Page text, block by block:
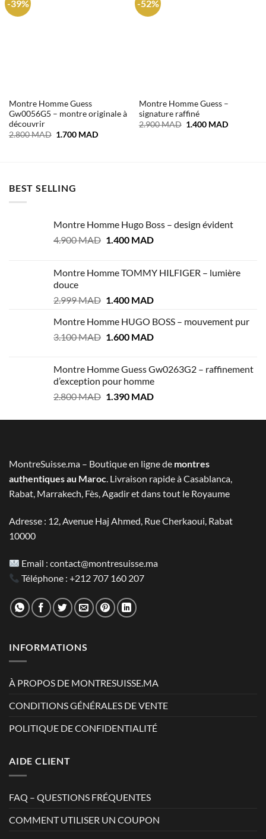
-39%
Montre Homme Guess
Gw0056G5 – montre originale à
découvrir
2.800MAD Le
1.700 MADLe
-52%
Montre Homme Guess –
signature raffiné
2.900MAD Le
1.400 MADLe
BEST SELLING
Montre Homme Hugo Boss – design évident
4.900MAD Le
était :
1.400 MADLe
est :
Montre Homme TOMMY HILFIGER – lumière
douce
2.999MAD Le
initial
était :
1.400 MADLe
actuel
est :
Montre Homme HUGO BOSS – mouvement pur
3.100MAD Le
était :
3.100 MAD.
1.600 MADLe
est :
1.600 MAD.
Montre Homme Guess Gw0263G2 – raffinement
d’exception pour homme
2.800MAD Le
initial
1.390 MADLe
actuel
MontreSuisse.ma – Boutique en ligne de montres
authentiques au Maroc. Livraison rapide à Casablanca,
Rabat, Marrakech, Fès, Agadir et dans tout le Royaume
Adresse : 12, Avenue Haj Ahmed, Rue Cherkaoui, Rabat
10000
Email :contact@montresuisse.ma
Téléphone :+212 707 160 207
INFORMATIONS
À PROPOS DE MONTRESUISSE.MA
CONDITIONS GÉNÉRALES DE VENTE
POLITIQUE DE CONFIDENTIALITÉ
AIDE CLIENT
FAQ – QUESTIONS FRÉQUENTES
COMMENT UTILISER UN COUPON